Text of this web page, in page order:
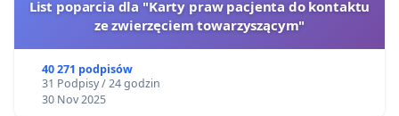
List poparcia dla "Karty praw pacjenta do kontaktu
ze zwierzęciem towarzyszącym"
40 271 podpisów
31 Podpisy / 24 godzin
30 Nov 2025